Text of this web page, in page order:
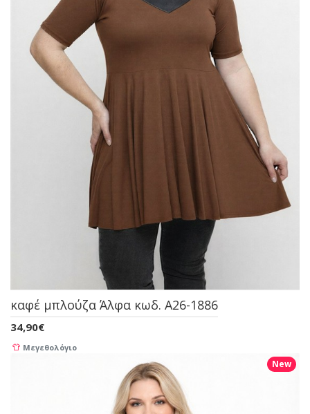
καφέ μπλούζα Άλφα κωδ. A26-1886
34,90€
Μεγεθολόγιο
New